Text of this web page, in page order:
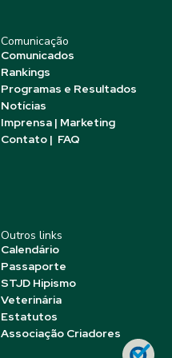
Comunicação
Comunicados
Rankings
Programas e Resultados
Notícias
Imprensa | Marketing
Contato | FAQ
Outros links
Calendário
Passaporte
STJD Hipismo
Veterinária
Estatutos
Associação Criadores